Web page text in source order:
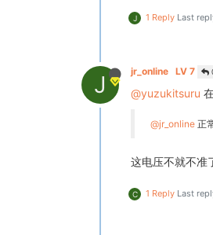
J 1 Reply Last
J jr_online LV 7
@yuzukitsuru
@jr_online 正
这电压不就不准
C 1 Reply Last